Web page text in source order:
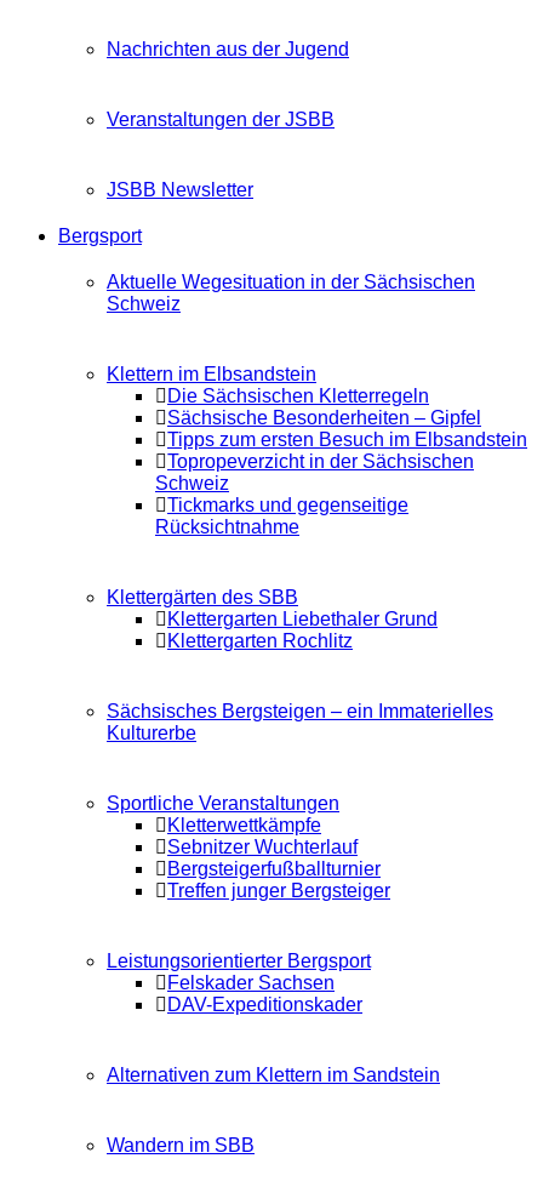
Nachrichten aus der Jugend
Veranstaltungen der JSBB
JSBB Newsletter
Bergsport
Aktuelle Wegesituation in der Sächsischen
Schweiz
Klettern im Elbsandstein
Die Sächsischen Kletterregeln
Sächsische Besonderheiten – Gipfel
Tipps zum ersten Besuch im Elbsandstein
Topropeverzicht in der Sächsischen
Schweiz
Tickmarks und gegenseitige
Rücksichtnahme
Klettergärten des SBB
Klettergarten Liebethaler Grund
Klettergarten Rochlitz
Sächsisches Bergsteigen – ein Immaterielles
Kulturerbe
Sportliche Veranstaltungen
Kletterwettkämpfe
Sebnitzer Wuchterlauf
Bergsteigerfußballturnier
Treffen junger Bergsteiger
Leistungsorientierter Bergsport
Felskader Sachsen
DAV-Expeditionskader
Alternativen zum Klettern im Sandstein
Wandern im SBB